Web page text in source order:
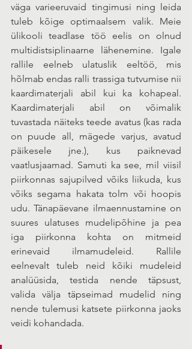
väga varieeruvaid tingimusi ning leida
tuleb kõige optimaalsem valik. Meie
ülikooli teadlase töö eelis on olnud
multidistsiplinaarne lähenemine. Igale
rallile eelneb ulatuslik eeltöö, mis
hõlmab endas ralli trassiga tutvumise nii
kaardimaterjali abil kui ka kohapeal.
Kaardimaterjali abil on võimalik
tuvastada näiteks teede avatus (kas rada
on puude all, mägede varjus, avatud
päikesele jne.), kus paiknevad
vaatlusjaamad. Samuti ka see, mil viisil
piirkonnas sajupilved võiks liikuda, kus
võiks segama hakata tolm või hoopis
udu. Tänapäevane ilmaennustamine on
suures ulatuses mudelipõhine ja pea
iga piirkonna kohta on mitmeid
erinevaid ilmamudeleid. Rallile
eelnevalt tuleb neid kõiki mudeleid
analüüsida, testida nende täpsust,
valida välja täpseimad mudelid ning
nende tulemusi katsete piirkonna jaoks
veidi kohandada.